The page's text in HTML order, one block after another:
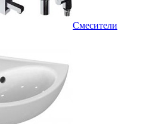
Смесители